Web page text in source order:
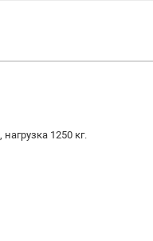
1250 кг.